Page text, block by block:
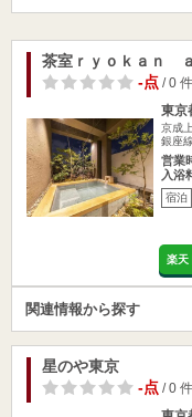
茶室ｒｙｏｋａｎ
-点/ 0 件
東京
京成
銀座
営業
入浴
宿泊
楽天
関連情報から探す
星のや東京
-点/ 0 件